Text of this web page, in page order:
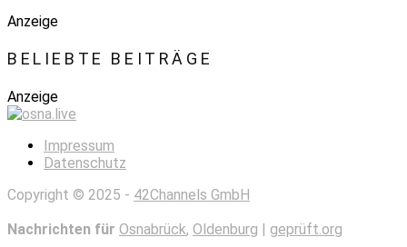
Anzeige
BELIEBTE BEITRÄGE
Anzeige
Impressum
Datenschutz
Copyright © 2025 - 42Channels GmbH
Nachrichten für Osnabrück, Oldenburg | geprüft.org